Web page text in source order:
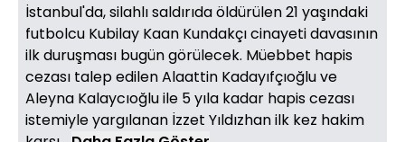
İstanbul'da, silahlı saldırıda öldürülen 21 yaşındaki
futbolcu Kubilay Kaan Kundakçı cinayeti davasının
ilk duruşması bugün görülecek. Müebbet hapis
cezası talep edilen Alaattin Kadayıfçıoğlu ve
Aleyna Kalaycıoğlu ile 5 yıla kadar hapis cezası
istemiyle yargılanan İzzet Yıldızhan ilk kez hakim